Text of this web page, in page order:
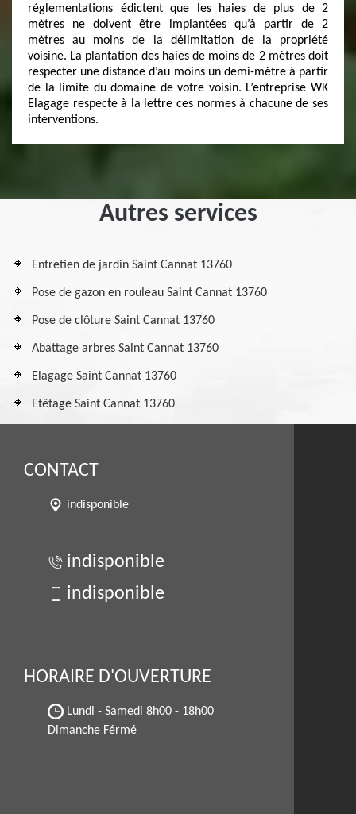
réglementations édictent que les haies de plus de 2
mètres ne doivent être implantées qu’à partir de 2
mètres au moins de la délimitation de la propriété
voisine. La plantation des haies de moins de 2 mètres doit
respecter une distance d’au moins un demi-mètre à partir
de la limite du domaine de votre voisin. L’entreprise WK
Elagage respecte à la lettre ces normes à chacune de ses
interventions.
Autres services
Entretien de jardin Saint Cannat 13760
Pose de gazon en rouleau Saint Cannat 13760
Pose de clôture Saint Cannat 13760
Abattage arbres Saint Cannat 13760
Elagage Saint Cannat 13760
Etêtage Saint Cannat 13760
CONTACT
indisponible
indisponible
indisponible
HORAIRE D'OUVERTURE
Lundi - Samedi 8h00 - 18h00
Dimanche Férmé